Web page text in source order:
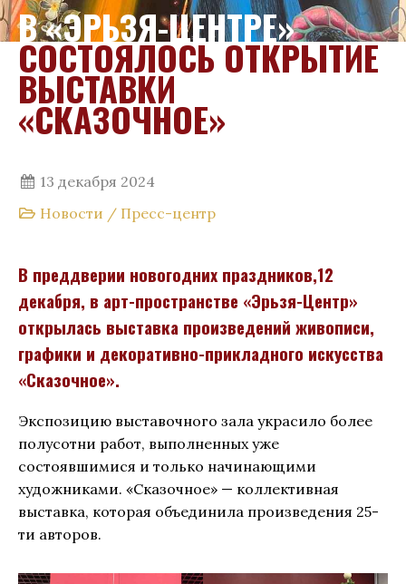
В «ЭРЬЗЯ-ЦЕНТРЕ»
СОСТОЯЛОСЬ ОТКРЫТИЕ
ВЫСТАВКИ
«СКАЗОЧНОЕ»
13 декабря 2024
Новости / Пресс-центр
В преддверии новогодних праздников,12
декабря, в арт-пространстве «Эрьзя-Центр»
открылась выставка произведений живописи,
графики и декоративно-прикладного искусства
«Сказочное».
Экспозицию выставочного зала украсило более
полусотни работ, выполненных уже
состоявшимися и только начинающими
художниками. «Сказочное» — коллективная
выставка, которая объединила произведения 25-
ти авторов.